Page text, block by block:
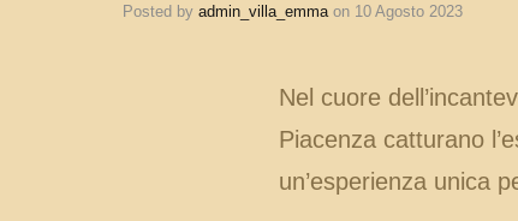
Posted by admin_villa_emma on 10 Agosto 2023
Nel cuore
Piacenza catturano
un’esperienza unica